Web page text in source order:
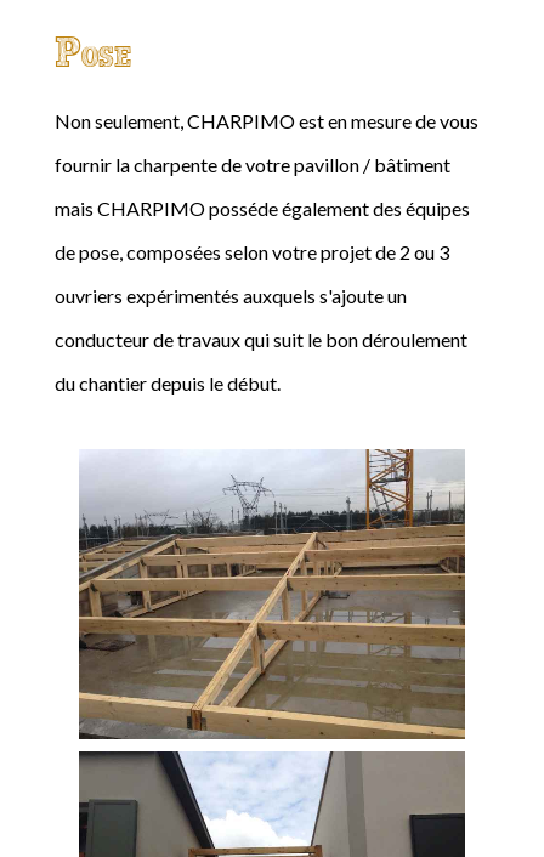
Pose
Non seulement, CHARPIMO est en mesure de vous
fournir la charpente de votre pavillon / bâtiment
mais CHARPIMO posséde également des équipes
de pose, composées selon votre projet de 2 ou 3
ouvriers expérimentés auxquels s'ajoute un
conducteur de travaux qui suit le bon déroulement
du chantier depuis le début.